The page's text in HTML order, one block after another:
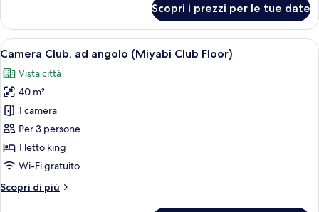
Club
(Miyabi
Floor)
Scopri i prezzi per le tue date
Apri
tutte
le
foto
per
Camera
Club,
ad
(Miyabi
Una camera d'albergo moderna con
23
Camera Club, ad angolo (Miyabi Club Floor)
Vista città
40 m²
1 camera
Per 3 persone
1 letto king
Wi-Fi gratuito
Scopri di più
Altri